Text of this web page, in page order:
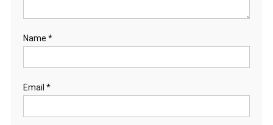
Name *
Email *